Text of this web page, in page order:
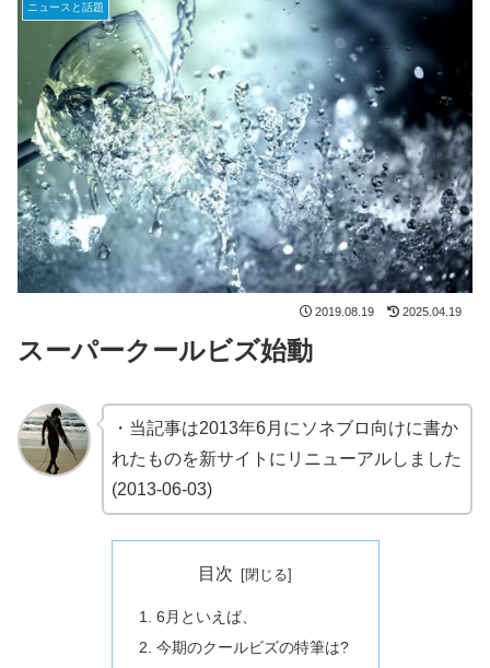
ニュースと話題
2019.08.19 2025.04.19
スーパークールビズ始動
・当記事は2013年6月にソネブロ向けに書か
れたものを新サイトにリニューアルしました
(2013-06-03)
目次
6月といえば、
今期のクールビズの特筆は?